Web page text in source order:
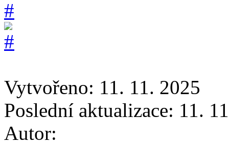
Vytvořeno: 11. 11. 2025
Poslední aktualizace: 11.
Autor: